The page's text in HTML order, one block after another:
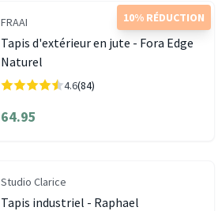
10% RÉDUCTION
FRAAI
Tapis d'extérieur en jute - Fora Edge
Naturel
4.6(84)
64.95
Studio Clarice
Tapis industriel - Raphael